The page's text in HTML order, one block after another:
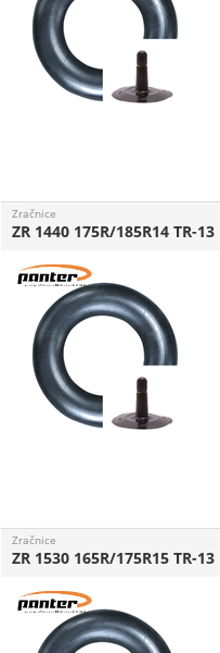
Zračnice
ZR 1440 175R/185R14 TR-
Zračnice
ZR 1530 165R/175R15 TR-